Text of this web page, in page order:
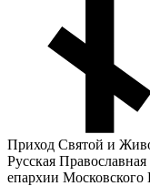
Приход Святой и
Русская
епархии Московского